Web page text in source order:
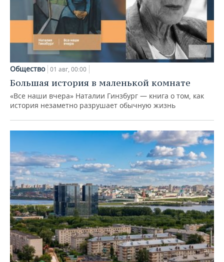
Общество 01 авг, 00:00
Большая история в маленькой комнате
«Все наши вчера» Наталии Гинзбург — книга о том, как
история незаметно разрушает обычную жизнь